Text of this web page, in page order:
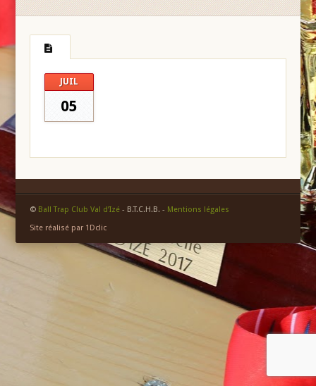
JUIL
05
© Ball Trap Club Val d’Izé - B.T.C.H.B. - Mentions légales
Site réalisé par 1Dclic